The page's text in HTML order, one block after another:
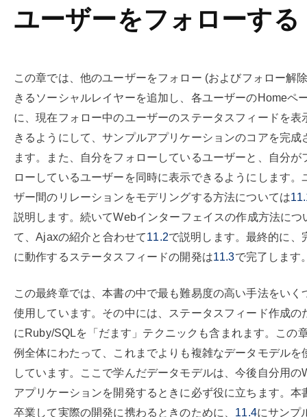
ユーザーをフォローする
この章では、他のユーザーをフォロー (およびフォロー解
きるソーシャルレイヤーを追加し、各ユーザーのHomeペ
に、現在フォロー中のユーザーのステータスフィードを表
きるようにして、サンプルアプリケーションのコアを完成
ます。また、自分をフォローしているユーザーと、自分が
ローしているユーザーを同時に表示できるようにします。
ザー間のリレーションをモデリングする方法については
説明します。続いてWebインターフェイスの作成方法につ
て、Ajaxの紹介と合わせて11.2で説明します。最終的に、
に動作するステータスフィードの開発は11.3で完了します
この最終章では、本書の中で最も難易度の高い手法をいく
使用しています。その中には、ステータスフィード作成の
にRuby/SQLを「だます」テクニックも含まれます。この
例全体にわたって、これまでよりも複雑なデータモデルを
しています。ここで学んだデータモデルは、今後自分用の
アプリケーションを開発するときに必ず役に立ちます。本
卒業して実際の開発に携わるときのために、 11.4にサンプ